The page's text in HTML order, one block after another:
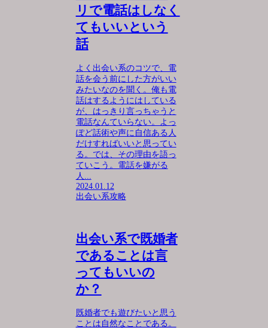
リで電話はしなく
てもいいという
話
よく出会い系のコツで、電
話を会う前にした方がいい
みたいなのを聞く。俺も電
話はするようにはしている
が、はっきり言っちゃうと
電話なんていらない。よっ
ぽど話術や声に自信ある人
だけすればいいと思ってい
る。では、その理由を語っ
ていこう。電話を嫌がる
人...
2024.01.12
出会い系攻略
出会い系で既婚者
であることは言
ってもいいの
か？
既婚者でも遊びたいと思う
ことは自然なことである。